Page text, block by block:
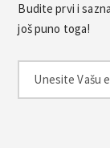
Budite prvi i
još puno toga!